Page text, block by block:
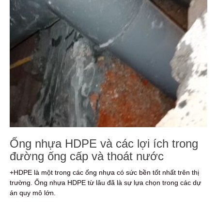
Ống nhựa HDPE và các lợi ích trong
đường ống cấp và thoát nước
+HDPE là một trong các ống nhựa có sức bền tốt nhất trên thị
trường. Ống nhựa HDPE từ lâu đã là sự lựa chọn trong các dự
án quy mô lớn.